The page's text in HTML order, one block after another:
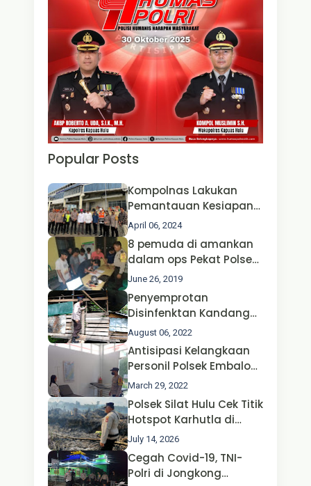
Popular Posts
Kompolnas Lakukan
Pemantauan Kesiapan
Operasi Ketupat 2024 di
Polda Jatim Bersama
Kapolri dan Menteri
Perhubungan
April 06, 2024
8 pemuda di amankan
dalam ops Pekat Polsek
Jongkong
June 26, 2019
Penyemprotan
Disinfenktan Kandang
Ternak Kambing warga
Oleh Satgas Ops Aman
Nusa II Polda Kalbar*
August 06, 2022
Antisipasi Kelangkaan
Personil Polsek Embaloh
Hulu Gencar Lakukan
Pengecekan Oksigen
March 29, 2022
Polsek Silat Hulu Cek Titik
Hotspot Karhutla di
Desa Nanga Dangkan,
Api Ditemukan Sudah
Padam
July 14, 2026
Cegah Covid-19, TNI-
Polri di Jongkong